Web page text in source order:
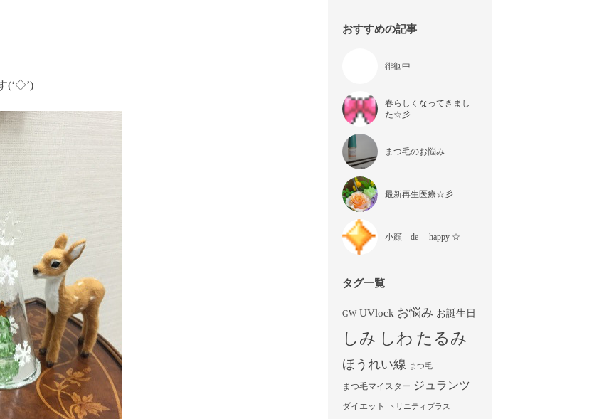
ゞ
おすすめの記事
徘徊中
春らしくなってきまし
た☆彡
まつ毛のお悩み
最新再生医療☆彡
小顔 de happy ☆
タグ一覧
GW UVlock お悩み お誕生日
しみ しわ たるみ
ほうれい線 まつ毛
まつ毛マイスター ジュランツ
ダイエット トリニティプラス